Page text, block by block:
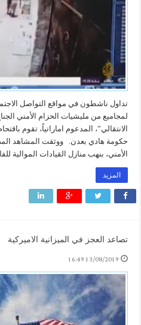
تداول ناشطون في مواقع التواصل
لمجاميع من مليشيات الحزام الأمني
الانتقالي”، المدعوم اماراتياً، تقوم
حكومة هادي بعدن. ووثقت المشاهد
الأمني، بنهب منازل القيادات الموالية
المزيد
تصاعد العجز في الميزانية الاميركية
13/08/2019 16:49